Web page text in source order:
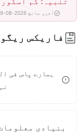
6
7
8
9
4
5
6
7
9
آخری جانچ 2026-08-09
فاریکس
ہمارے پاس فی
بنیادی